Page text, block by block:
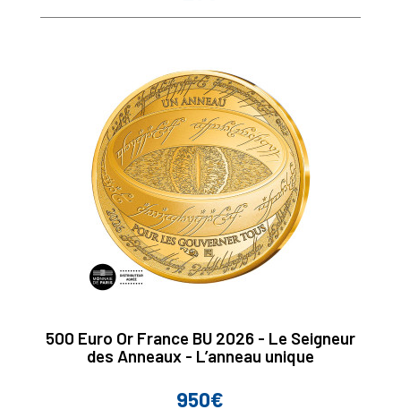
500 Euro Or France BU 2026 - Le Seigneur
des Anneaux - L’anneau unique
Prix
950€